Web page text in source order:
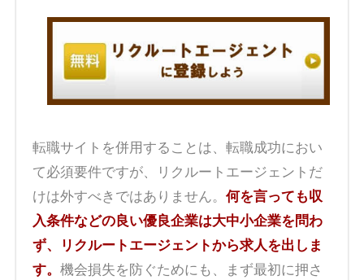
転職サイトを併用することは、転職成功におい
て必須要件ですが、リクルートエージェントだ
けは外すべきではありません。 何を言っても収
入条件などの良い優良企業は大中小企業を問わ
ず、リクルートエージェントから求人を出しま
す。 機会損失を防ぐためにも、まず最初に押さ